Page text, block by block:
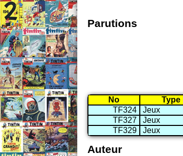
Parutions
No Type
TF324
Jeux
TF327
Jeux
TF329
Jeux
Auteur